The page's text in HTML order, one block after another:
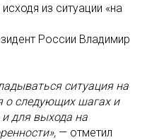
из ситуации «на
России Владимир
ситуация на
о следующих шагах и
для выхода на
— отметил